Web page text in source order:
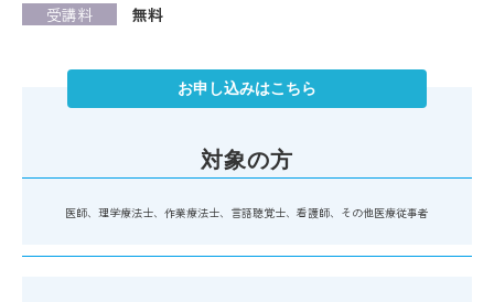
受講料
無料
お申し込みはこちら
対象の方
医師、理学療法士、作業療法士、言語聴覚士、看護師、その他医療従事者